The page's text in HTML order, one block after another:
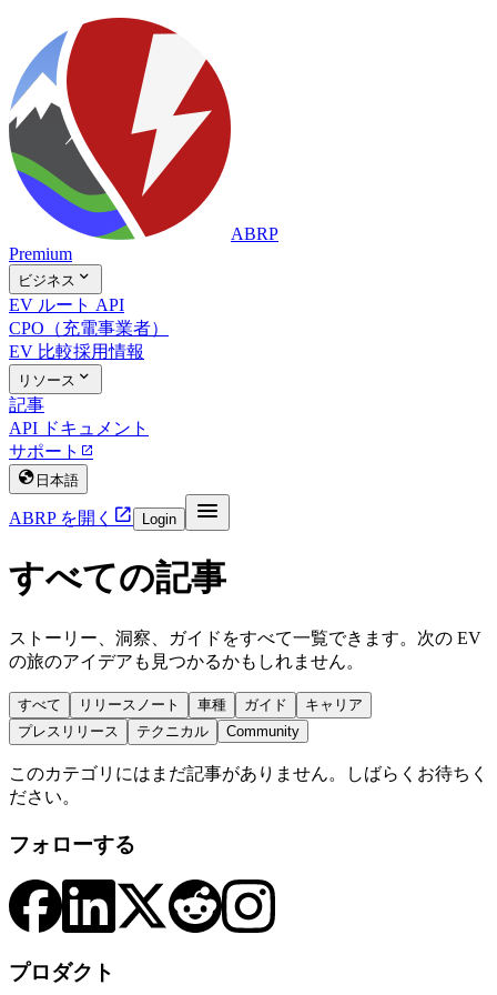
ABRP
Premium
ビジネス 
EV ルート API
CPO（充電事業者）
EV 比較採用情報
リソース 
記事
API ドキュメント
サポート 
 日本語
ABRP を開く  Login 
すべての記事
ストーリー、洞察、ガイドをすべて一覧できます。次の EV
の旅のアイデアも見つかるかもしれません。
すべて リリースノート 車種 ガイド
キャリア
プレスリリース
テクニカル Community
このカテゴリにはまだ記事がありません。しばらくお待ちく
ださい。
フォローする
プロダクト